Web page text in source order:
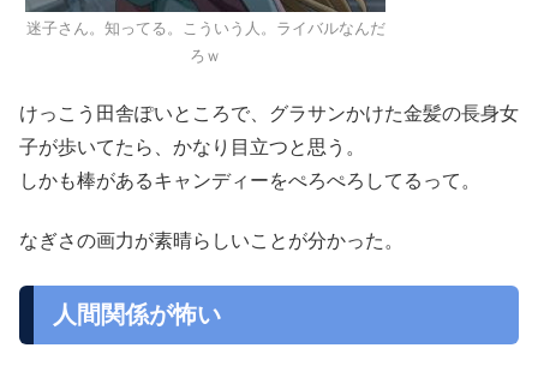
迷子さん。知ってる。こういう人。ライバルなんだ
ろｗ
けっこう田舎ぽいところで、グラサンかけた金髪の長身女
子が歩いてたら、かなり目立つと思う。
しかも棒があるキャンディーをぺろぺろしてるって。
なぎさの画力が素晴らしいことが分かった。
人間関係が怖い